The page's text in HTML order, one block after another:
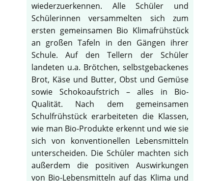
wiederzuerkennen. Alle Schüler und
Schülerinnen versammelten sich zum
ersten gemeinsamen Bio Klimafrühstück
an großen Tafeln in den Gängen ihrer
Schule. Auf den Tellern der Schüler
landeten u.a. Brötchen, selbstgebackenes
Brot, Käse und Butter, Obst und Gemüse
sowie Schokoaufstrich – alles in Bio-
Qualität. Nach dem gemeinsamen
Schulfrühstück erarbeiteten die Klassen,
wie man Bio-Produkte erkennt und wie sie
sich von konventionellen Lebensmitteln
unterscheiden. Die Schüler machten sich
außerdem die positiven Auswirkungen
von Bio-Lebensmitteln auf das Klima und